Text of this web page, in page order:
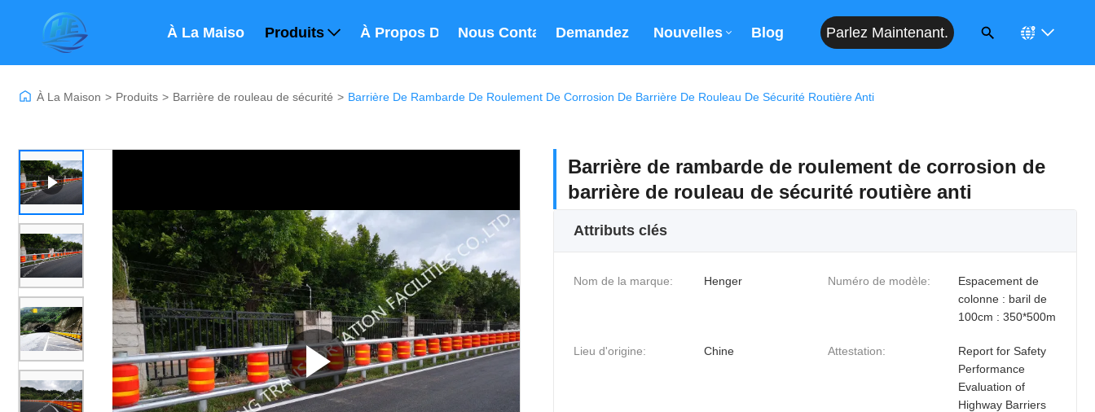
À La Maison Produits À Propos De NousNous ContacterDemandez Un Devis
Nouvelles Blog Parlez Maintenant.
À La Maison > Produits > Barrière de rouleau de sécurité > Barrière De Rambarde De Roulement De Corrosion De Barrière De Rouleau De Sécurité Routière Anti
Barrière de rambarde de roulement de corrosion de
barrière de rouleau de sécurité routière anti
Attributs clés
Nom de la marque: Henger Numéro de modèle:
Espacement de
colonne : baril de
100cm : 350*500m
Lieu d'origine: Chine Attestation:
Report for Safety
Performance
Evaluation of
Highway Barriers